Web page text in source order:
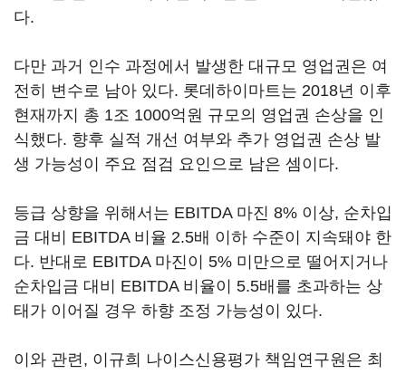
다.
다만 과거 인수 과정에서 발생한 대규모 영업권은 여
전히 변수로 남아 있다. 롯데하이마트는 2018년 이후
현재까지 총 1조 1000억원 규모의 영업권 손상을 인
식했다. 향후 실적 개선 여부와 추가 영업권 손상 발
생 가능성이 주요 점검 요인으로 남은 셈이다.
등급 상향을 위해서는 EBITDA 마진 8% 이상, 순차입
금 대비 EBITDA 비율 2.5배 이하 수준이 지속돼야 한
다. 반대로 EBITDA 마진이 5% 미만으로 떨어지거나
순차입금 대비 EBITDA 비율이 5.5배를 초과하는 상
태가 이어질 경우 하향 조정 가능성이 있다.
이와 관련, 이규희 나이스신용평가 책임연구원은 최